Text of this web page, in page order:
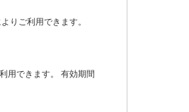
りご利用できます。
用できます。 有効期間